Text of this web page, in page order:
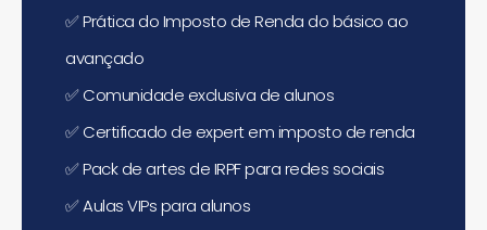
✅Prática do Imposto de Renda do básico ao
avançado
✅Comunidade exclusiva de alunos
✅Certificado de expert em imposto de renda
✅Pack de artes de IRPF para redes sociais
✅Aulas VIPs para alunos